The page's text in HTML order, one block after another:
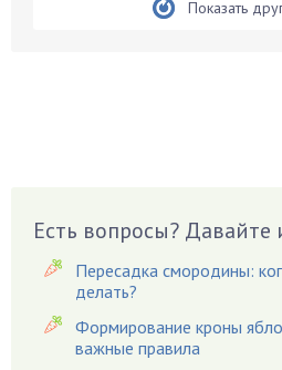
Вишня
Вредители
Гардения
Гацания
Гвоздики
Показать
Есть вопросы? Давайте
Пересадка смородины:
делать?
Формирование кроны
важные правила